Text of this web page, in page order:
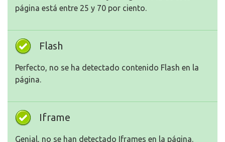
página está entre 25 y 70 por ciento.
Flash
Perfecto, no se ha detectado contenido Flash en la
página.
Iframe
Genial, no se han detectado Iframes en la página.